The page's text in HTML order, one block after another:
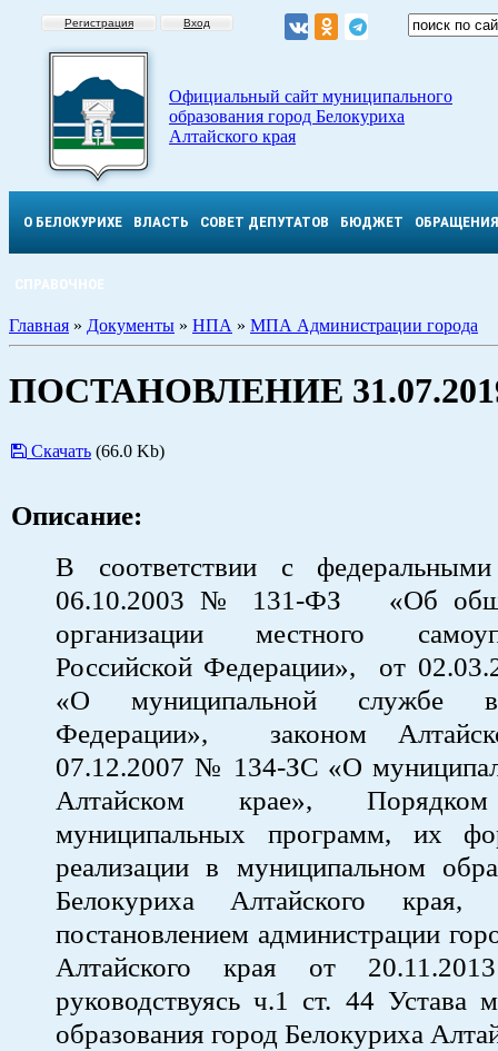
Регистрация Вход
Официальный сайт муниципального
образования город Белокуриха
Алтайского края
О БЕЛОКУРИХЕ ВЛАСТЬ СОВЕТ ДЕПУТАТОВ БЮДЖЕТ ОБРАЩЕНИЯ
СПРАВОЧНОЕ
Главная » Документы » НПА » МПА Администрации города
ПОСТАНОВЛЕНИЕ
Скачать (66.0 Kb)
Описание:
В соответствии с
06.10.2003 № 131-ФЗ «Об
организации местного
Российской Федерации», от
«О муниципальной службе в
Федерации», законом
07.12.2007 № 134-ЗС «О
Алтайском крае», Порядком
муниципальных программ, их
реализации в муниципальном
Белокуриха Алтайского края,
постановлением администрации
Алтайского края от
руководствуясь ч.1 ст. 44 Устава
образования город Белокуриха